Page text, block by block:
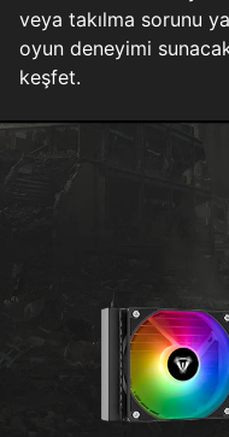
veya takılma sorunu
oyun deneyimi
keşfet.